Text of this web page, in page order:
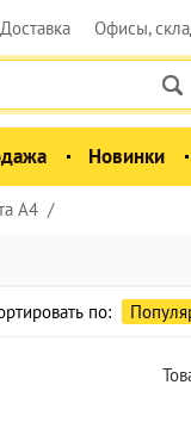
Офисы,
Новинки
А4
по: